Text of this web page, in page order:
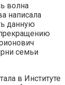
волна
написала
данную
семьи
в Институте